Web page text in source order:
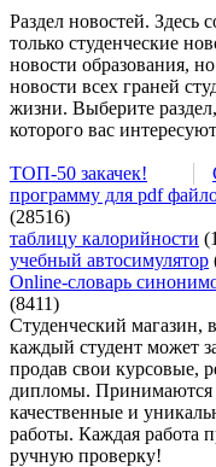
Раздел новостей. Здесь
только студенческие
новости образования,
новости всех граней
жизни. Выберите
которого вас
ТОП-50 закачек!
программу для pdf
(28516)
таблицу калорийности
учебный автосимулятор
Online-словарь
(8411)
Студенческий магазин,
каждый студент может
продав свои курсовые,
дипломы. Принимаются
качественные и
работы. Каждая работа
ручную проверку!